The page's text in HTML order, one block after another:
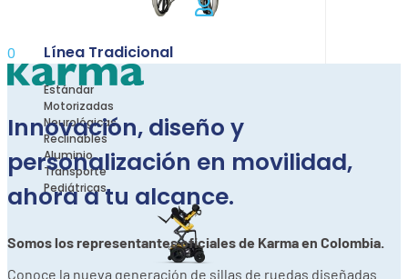
Línea Tradicional
Estándar
Motorizadas
Neurológicas
Reclinables
Aluminio
Transporte
Pediátricas
0
Innovación, diseño y
personalización en movilidad,
ahora a tu alcance.
Somos los representantes oficiales de Karma en Colombia.
Conoce la nueva generación de sillas de ruedas diseñadas